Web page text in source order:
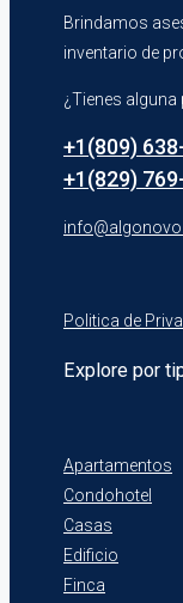
Brindamos
inventario de
¿Tienes alguna
+1(809)
+1(829)
Politica de
Explore por
Apartamentos
Condohotel
Casas
Edificio
Finca